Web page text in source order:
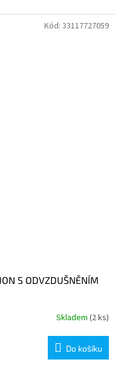
S ODVZDUŠNĚNÍM
Skladem (2 ks)
Do košíku
Kód: 33117727059